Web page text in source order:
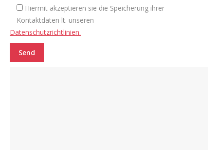
Hiermit akzeptieren sie die Speicherung ihrer
Kontaktdaten lt. unseren
Datenschutzrichtlinien.